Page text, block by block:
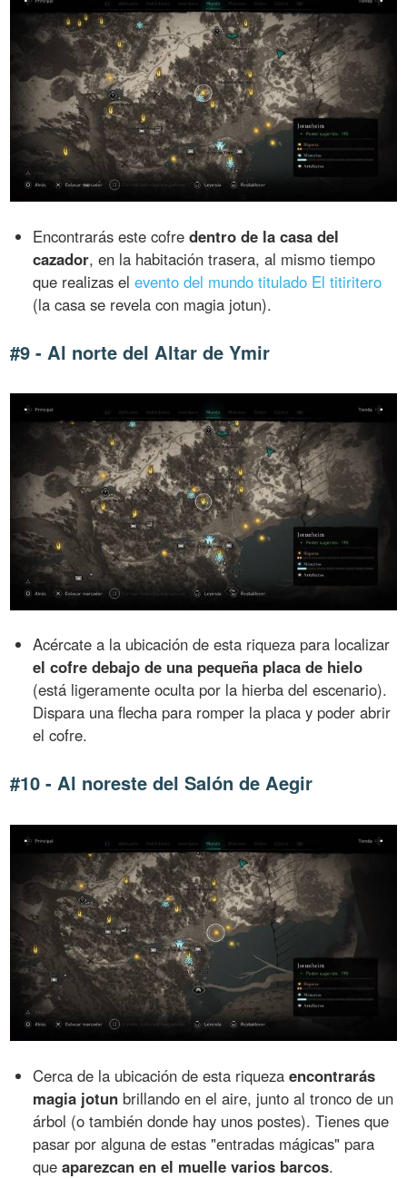
Encontrarás este cofredentro de la casa del
cazador, en la habitación trasera, al mismo tiempo
que realizas elevento del mundo titulado El titiritero
(la casa se revela con magia jotun).
#9 - Al norte del Altar de Ymir
Acércate a la ubicación de esta riqueza para localizar
el cofre debajo de una pequeña placa de hielo
(está ligeramente oculta por la hierba del escenario).
Dispara una flecha para romper la placa y poder abrir
el cofre.
#10 - Al noreste del Salón de Aegir
Cerca de la ubicación de esta riquezaencontrarás
magia jotun brillando en el aire, junto al tronco de un
árbol (o también donde hay unos postes). Tienes que
pasar por alguna de estas "entradas mágicas" para
queaparezcan en el muelle varios barcos.